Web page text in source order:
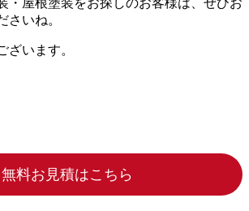
さいね。
ざいます。
無料お見積はこちら